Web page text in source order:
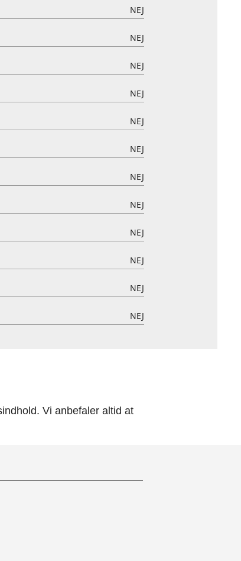
NEJ
NEJ
NEJ
NEJ
NEJ
NEJ
NEJ
NEJ
NEJ
NEJ
NEJ
NEJ
Vi anbefaler altid at